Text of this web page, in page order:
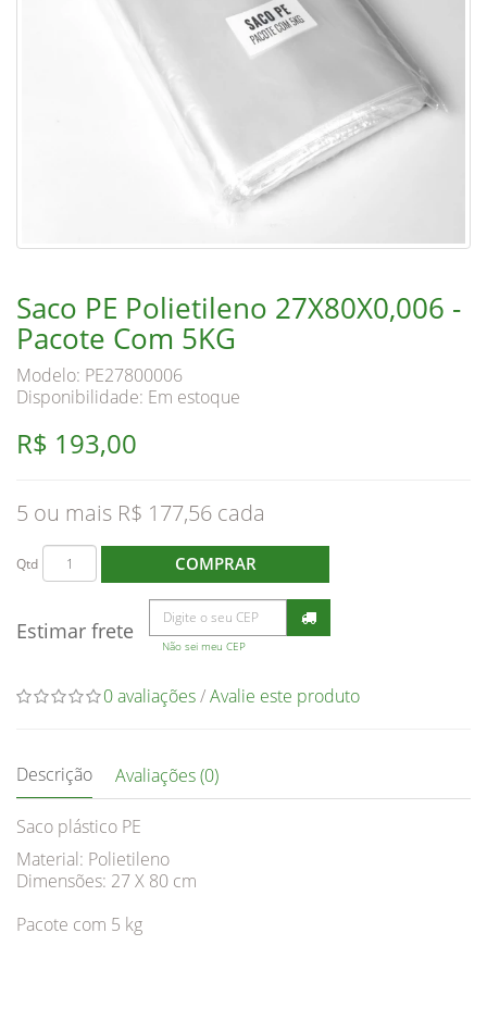
Saco PE Polietileno 27X80X0,006 -
Pacote Com 5KG
Modelo: PE27800006
Disponibilidade: Em estoque
R$ 193,00
5 ou mais R$ 177,56
Qtd COMPRAR
Estimar frete
Não sei meu CEP
0 avaliações/Avalie este produto
Descrição Avaliações (0)
Saco plástico PE
Material: Polietileno
Dimensões: 27 X 80 cm
Pacote com 5 kg